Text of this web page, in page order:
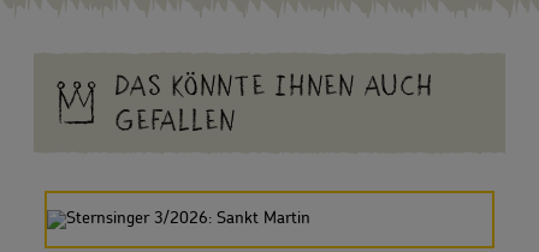
DAS KÖNNTE IHNEN AUCH
GEFALLEN